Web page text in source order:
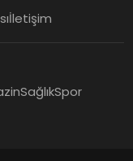
İletişim
SağlıkSpor